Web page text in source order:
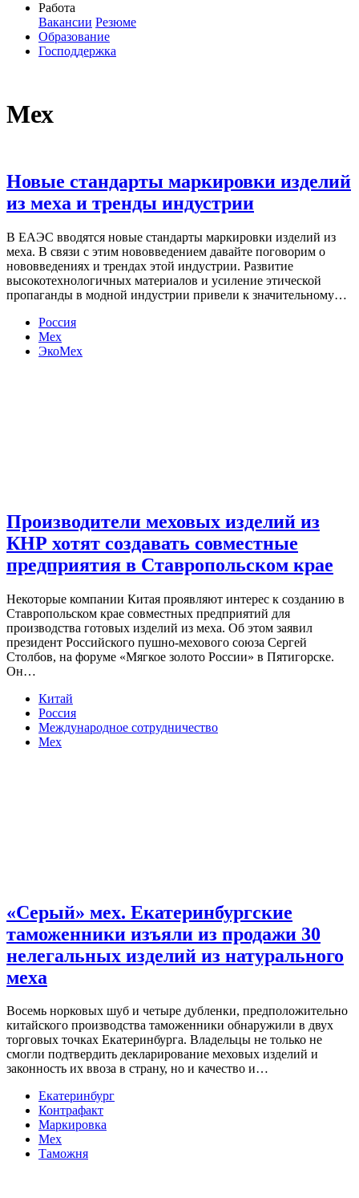
Работа
Вакансии Резюме
Образование
Господдержка
Мех
Новые стандарты маркировки изделий
из меха и тренды индустрии
В ЕАЭС вводятся новые стандарты маркировки изделий из
меха. В связи с этим нововведением давайте поговорим о
нововведениях и трендах этой индустрии. Развитие
высокотехнологичных материалов и усиление этической
пропаганды в модной индустрии привели к значительному…
Россия
Мех
ЭкоМех
Производители меховых изделий из
КНР хотят создавать совместные
предприятия в Ставропольском крае
Некоторые компании Китая проявляют интерес к созданию в
Ставропольском крае совместных предприятий для
производства готовых изделий из меха. Об этом заявил
президент Российского пушно-мехового союза Сергей
Столбов, на форуме «Мягкое золото России» в Пятигорске.
Он…
Китай
Россия
Международное сотрудничество
Мех
«Серый» мех. Екатеринбургские
таможенники изъяли из продажи 30
нелегальных изделий из натурального
меха
Восемь норковых шуб и четыре дубленки, предположительно
китайского производства таможенники обнаружили в двух
торговых точках Екатеринбурга. Владельцы не только не
смогли подтвердить декларирование меховых изделий и
законность их ввоза в страну, но и качество и…
Екатеринбург
Контрафакт
Маркировка
Мех
Таможня